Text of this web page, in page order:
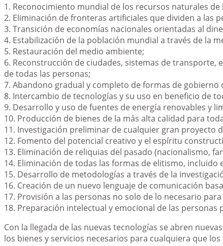
1. Reconocimiento mundial de los recursos naturales
2. Eliminación de fronteras artificiales que dividen a las
3. Transición de economías nacionales orientadas al
4. Estabilización de la población mundial a través de la
5. Restauración del medio ambiente;
6. Reconstrucción de ciudades, sistemas de transporte,
de todas las personas;
7. Abandono gradual y completo de formas de
8. Intercambio de tecnologías y su uso en beneficio de
9. Desarrollo y uso de fuentes de energía renovables y
10. Producción de bienes de la más alta calidad para
11. Investigación preliminar de cualquier gran proyecto
12. Fomento del potencial creativo y el espíritu
13. Eliminación de reliquias del pasado (nacionalismo,
14. Eliminación de todas las formas de elitismo, incluido
15. Desarrollo de metodologías a través de la
16. Creación de un nuevo lenguaje de comunicación
17. Provisión a las personas no solo de lo necesario
18. Preparación intelectual y emocional de las personas
Con la llegada de las nuevas tecnologías se abren
los bienes y servicios necesarios para cualquiera que